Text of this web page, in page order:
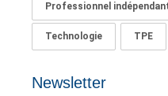
Professionnel
Technologie TPE
Newsletter